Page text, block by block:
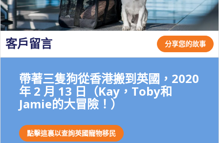
客戶留言 分享您的故事
帶著三隻狗從香港搬到英國，2020
年 2 月 13 日（Kay，Toby和
Jamie的大冒險！）
點擊這裏以查詢英國寵物移民